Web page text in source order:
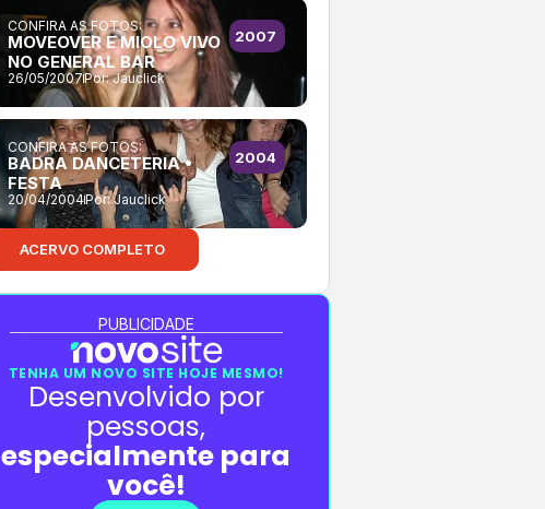
CONFIRA AS FOTOS:
MOVEOVER E MIOLO VIVO
NO GENERAL BAR
26/05/2007Por:Jauclick
2007
CONFIRA AS FOTOS:
BADRA DANCETERIA •
FESTA
20/04/2004Por:Jauclick
2004
ACERVO COMPLETO
PUBLICIDADE
TENHA UM NOVO SITE HOJE MESMO!
Desenvolvido por
pessoas,
especialmente para
você!